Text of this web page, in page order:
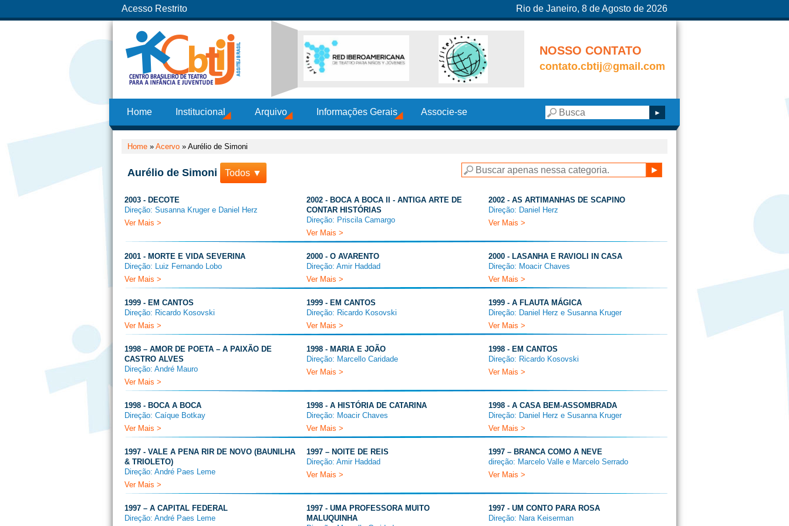
Acesso Restrito Rio de Janeiro, 8 de Agosto de 2026
NOSSO CONTATO
contato.cbtij@gmail.com
Home Institucional Arquivo Informações Gerais Associe-se
Home » Acervo » Aurélio de Simoni
Aurélio de Simoni Todos ▼
2003 - DECOTE
Direção: Susanna Kruger e Daniel Herz
Ver Mais >
2002 - BOCA A BOCA II - ANTIGA ARTE DE
CONTAR HISTÓRIAS
Direção: Priscila Camargo
Ver Mais >
2002 - AS ARTIMANHAS DE SCAPINO
Direção: Daniel Herz
Ver Mais >
2001 - MORTE E VIDA SEVERINA
Direção: Luiz Fernando Lobo
Ver Mais >
2000 - O AVARENTO
Direção: Amir Haddad
Ver Mais >
2000 - LASANHA E RAVIOLI IN CASA
Direção: Moacir Chaves
Ver Mais >
1999 - EM CANTOS
Direção: Ricardo Kosovski
Ver Mais >
1999 - EM CANTOS
Direção: Ricardo Kosovski
Ver Mais >
1999 - A FLAUTA MÁGICA
Direção: Daniel Herz e Susanna Kruger
Ver Mais >
1998 – AMOR DE POETA – A PAIXÃO DE
CASTRO ALVES
Direção: André Mauro
Ver Mais >
1998 - MARIA E JOÃO
Direção: Marcello Caridade
Ver Mais >
1998 - EM CANTOS
Direção: Ricardo Kosovski
Ver Mais >
1998 - BOCA A BOCA
Direção: Caíque Botkay
Ver Mais >
1998 - A HISTÓRIA DE CATARINA
Direção: Moacir Chaves
Ver Mais >
1998 - A CASA BEM-ASSOMBRADA
Direção: Daniel Herz e Susanna Kruger
Ver Mais >
1997 - VALE A PENA RIR DE NOVO (BAUNILHA
& TRIOLETO)
Direção: André Paes Leme
Ver Mais >
1997 – NOITE DE REIS
Direção: Amir Haddad
Ver Mais >
1997 – BRANCA COMO A NEVE
direção: Marcelo Valle e Marcelo Serrado
Ver Mais >
1997 – A CAPITAL FEDERAL
Direção: André Paes Leme
1997 - UMA PROFESSORA MUITO
MALUQUINHA
1997 - UM CONTO PARA ROSA
Direção: Nara Keiserman